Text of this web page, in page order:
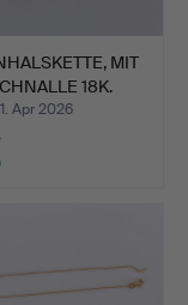
MIT
18K.
Apr 2026